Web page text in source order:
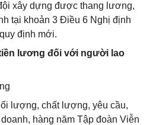
xây dựng được thang lương,
tại khoản 3 Điều 6 Nghị định
định mới.
lương đối với người lao
lượng, chất lượng, yêu cầu,
hàng năm Tập đoàn Viễn